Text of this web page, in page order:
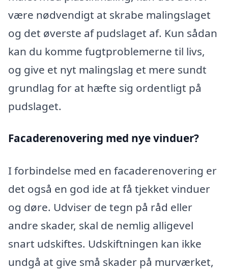
være nødvendigt at skrabe malingslaget
og det øverste af pudslaget af. Kun sådan
kan du komme fugtproblemerne til livs,
og give et nyt malingslag et mere sundt
grundlag for at hæfte sig ordentligt på
pudslaget.
Facaderenovering med nye vinduer?
I forbindelse med en facaderenovering er
det også en god ide at få tjekket vinduer
og døre. Udviser de tegn på råd eller
andre skader, skal de nemlig alligevel
snart udskiftes. Udskiftningen kan ikke
undgå at give små skader på murværket,